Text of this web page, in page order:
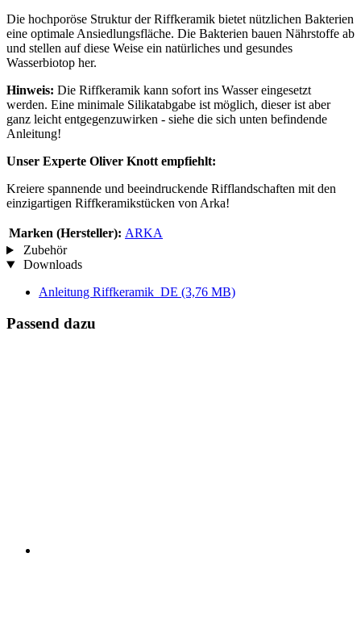
Die hochporöse Struktur der Riffkeramik bietet nützlichen Bakterien
eine optimale Ansiedlungsfläche. Die Bakterien bauen Nährstoffe ab
und stellen auf diese Weise ein natürliches und gesundes
Wasserbiotop her.
Hinweis: Die Riffkeramik kann sofort ins Wasser eingesetzt
werden. Eine minimale Silikatabgabe ist möglich, dieser ist aber
ganz leicht entgegenzuwirken - siehe die sich unten befindende
Anleitung!
Unser Experte Oliver Knott empfiehlt:
Kreiere spannende und beeindruckende Rifflandschaften mit den
einzigartigen Riffkeramikstücken von Arka!
Marken (Hersteller): ARKA
Zubehör
Downloads
Anleitung Riffkeramik_DE (3,76 MB)
Passend dazu